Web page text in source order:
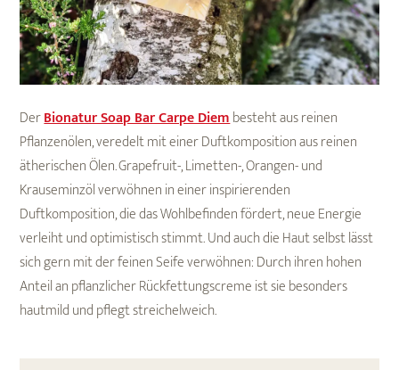
DerBionatur Soap Bar Carpe Diembesteht aus reinen
Pflanzenölen, veredelt mit einer Duftkomposition aus reinen
ätherischen Ölen. Grapefruit-, Limetten-, Orangen- und
Krauseminzöl verwöhnen in einer inspirierenden
Duftkomposition, die das Wohlbefinden fördert, neue Energie
verleiht und optimistisch stimmt. Und auch die Haut selbst lässt
sich gern mit der feinen Seife verwöhnen: Durch ihren hohen
Anteil an pflanzlicher Rückfettungscreme ist sie besonders
hautmild und pflegt streichelweich.